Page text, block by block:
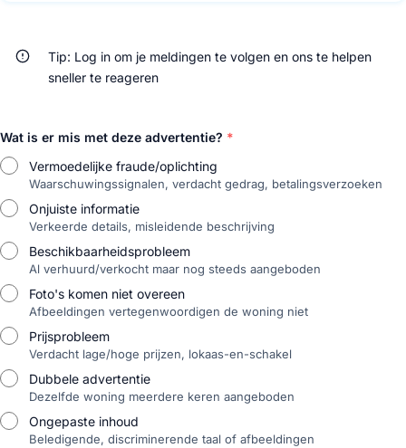
Tip: Log in om je meldingen te volgen en ons te helpen
sneller te reageren
Wat is er mis met deze advertentie? *
Vermoedelijke fraude/oplichting
Waarschuwingssignalen, verdacht gedrag, betalingsverzoeken
Onjuiste informatie
Verkeerde details, misleidende beschrijving
Beschikbaarheidsprobleem
Al verhuurd/verkocht maar nog steeds aangeboden
Foto's komen niet overeen
Afbeeldingen vertegenwoordigen de woning niet
Prijsprobleem
Verdacht lage/hoge prijzen, lokaas-en-schakel
Dubbele advertentie
Dezelfde woning meerdere keren aangeboden
Ongepaste inhoud
Beledigende, discriminerende taal of afbeeldingen